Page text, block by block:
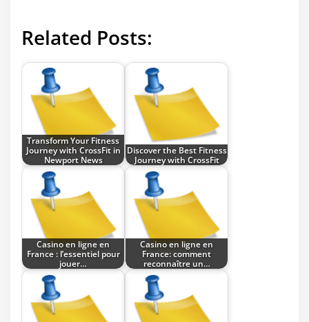
Related Posts:
Transform Your Fitness
Journey with CrossFit in
Newport News
Discover the Best Fitness
Journey with CrossFit
Casino en ligne en
France : l’essentiel pour
jouer…
Casino en ligne en
France: comment
reconnaître un…